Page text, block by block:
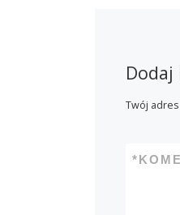
Twój
*